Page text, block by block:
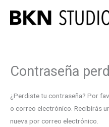
Contraseña
¿Perdiste tu contraseña? Por
o correo electrónico. Recibirás
nueva por correo electrónico.